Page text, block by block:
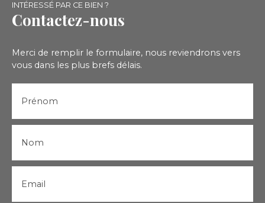
INTÉRESSÉ PAR CE BIEN ?
Contactez-nous
Merci de remplir le formulaire, nous reviendrons vers
vous dans les plus brefs délais.
Prénom
Nom
Email